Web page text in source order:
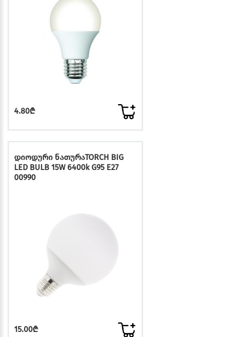
4.80₾
დიოდური ნათურაTORCH BIG
LED BULB 15W 6400k G95 E27
00990
15.00₾